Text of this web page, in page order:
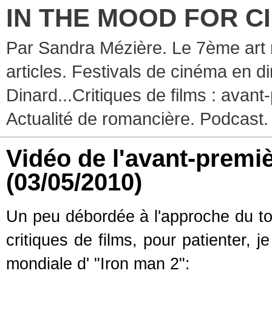
IN THE MOOD FOR
Par Sandra Mézière. Le 7ème
articles. Festivals de cinéma en
Dinard...Critiques de films :
Actualité de romancière. Podcast.
Vidéo de l'avant-
(03/05/2010)
Un peu débordée à l'approche du
critiques de films, pour patienter,
mondiale d' "Iron man 2":